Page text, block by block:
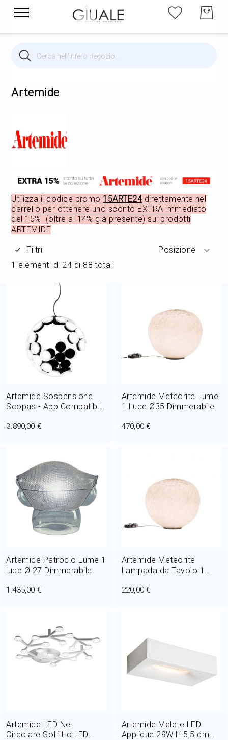
CercaBrands
Illuminazione per interni
Arredo Giardino
Home Decor
Outlet
Il mio Account
Artemide
Utilizza il codice promo 15ARTE24direttamente nel
carrello per ottenere uno sconto EXTRA immediato
del 15% (oltre al 14% già presente) sui prodotti
ARTEMIDE
1 elementi di 24 di 88 totali
Filtri Posizione
Artemide Sospensione
Scopas - App Compatible
Dimmerabile
3.890,00 €
Artemide Meteorite Lume
1 Luce Ø35 Dimmerabile
470,00 €
Artemide Patroclo Lume 1
luce Ø 27 Dimmerabile
1.435,00 €
Artemide Meteorite
Lampada da Tavolo 1
220,00 €
Artemide LED Net
Circolare Soffitto LED
Artemide Melete LED
Applique 29W H 5,5 cm